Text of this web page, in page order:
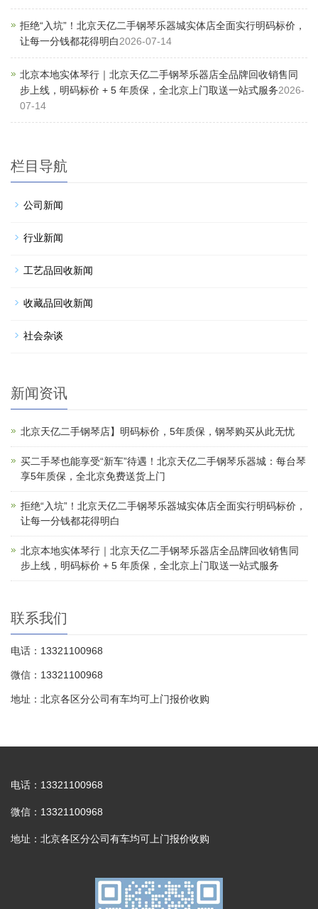
拒绝“入坑”！北京天亿二手钢琴乐器城实体店全面实行明码标价，
让每一分钱都花得明白2026-07-14
北京本地实体琴行｜北京天亿二手钢琴乐器店全品牌回收销售同
步上线，明码标价 + 5 年质保，全北京上门取送一站式服务2026-
07-14
栏目导航
公司新闻
行业新闻
工艺品回收新闻
收藏品回收新闻
社会杂谈
新闻资讯
北京天亿二手钢琴店】明码标价，5年质保，钢琴购买从此无忧
买二手琴也能享受“新车”待遇！北京天亿二手钢琴乐器城：每台琴
享5年质保，全北京免费送货上门
拒绝“入坑”！北京天亿二手钢琴乐器城实体店全面实行明码标价，
让每一分钱都花得明白
北京本地实体琴行｜北京天亿二手钢琴乐器店全品牌回收销售同
步上线，明码标价 + 5 年质保，全北京上门取送一站式服务
联系我们
电话：13321100968
微信：13321100968
地址：北京各区分公司有车均可上门报价收购
电话：13321100968
微信：13321100968
地址：北京各区分公司有车均可上门报价收购